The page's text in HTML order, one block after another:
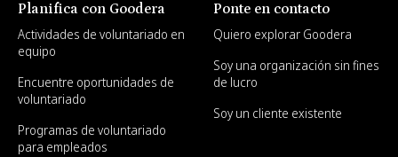
Planifica con Goodera
Actividades de voluntariado en
equipo
Encuentre oportunidades de
voluntariado
Programas de voluntariado
para empleados
Ponte en contacto
Quiero explorar Goodera
Soy una organización sin fines
de lucro
Soy un cliente existente